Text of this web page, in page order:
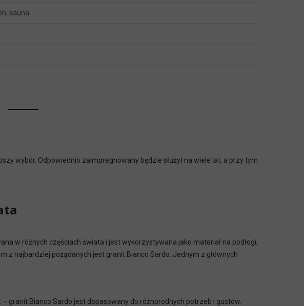
sauna
wybór. Odpowiednio zaimpregnowany będzie służył na wiele lat, a przy tym
w różnych częściach świata i jest wykorzystywana jako materiał na podłogi,
z najbardziej pożądanych jest granit Bianco Sardo. Jednym z głównych
granit Bianco Sardo jest dopasowany do różnorodnych potrzeb i gustów.